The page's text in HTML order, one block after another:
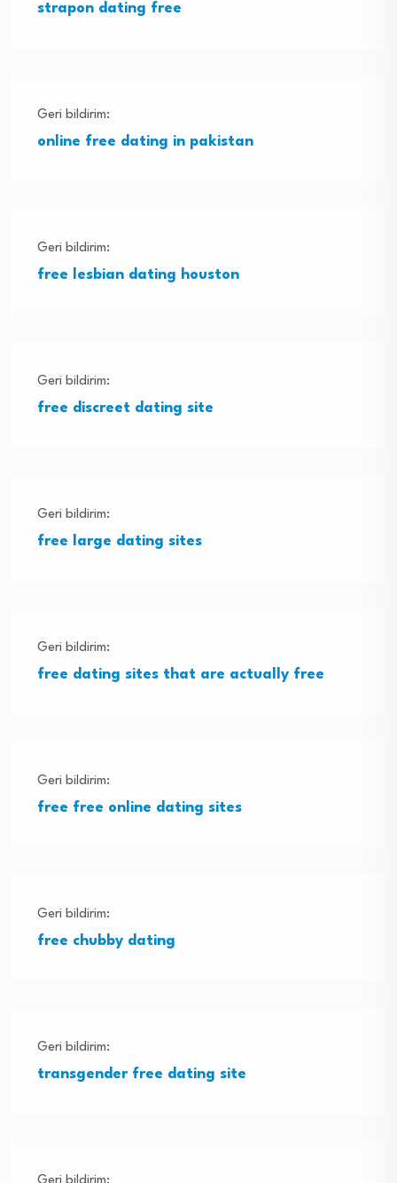
strapon dating free
Geri bildirim:
online free dating in pakistan
Geri bildirim:
free lesbian dating houston
Geri bildirim:
free discreet dating site
Geri bildirim:
free large dating sites
Geri bildirim:
free dating sites that are actually free
Geri bildirim:
free free online dating sites
Geri bildirim:
free chubby dating
Geri bildirim:
transgender free dating site